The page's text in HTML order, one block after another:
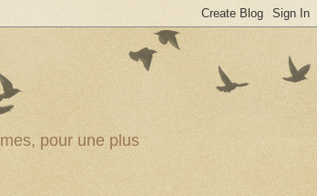
pour une plus